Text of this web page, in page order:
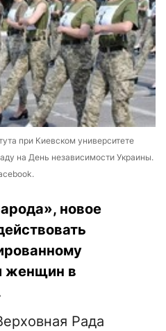
при Киевском университете
на День независимости Украины.
новое
женщин в
Рада